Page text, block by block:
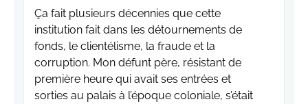
Ça fait plusieurs décennies que cette
institution fait dans les détournements de
fonds, le clientélisme, la fraude et la
corruption. Mon défunt père, résistant de
première heure qui avait ses entrées et
sorties au palais à l’époque coloniale, s’était